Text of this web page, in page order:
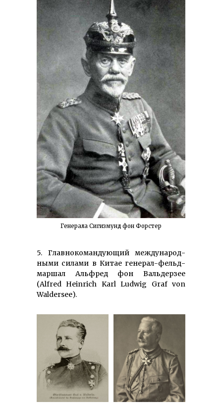
Генерала Сигизмунд фон Форстер
5. Главнокомандующий междуна­род­
ны­ми силами в Китае гене­рал-фельд­
маршал Альфред фон Вальдерзее
(Alfred Heinrich Karl Ludwig Graf von
Waldersee).